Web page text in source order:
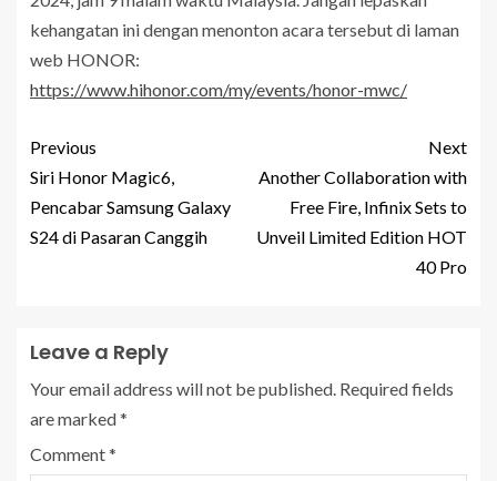
kehangatan ini dengan menonton acara tersebut di laman
web HONOR:
https://www.hihonor.com/my/events/honor-mwc/
Previous
Siri Honor Magic6,
Pencabar Samsung Galaxy
S24 di Pasaran Canggih
Next
Another Collaboration with
Free Fire, Infinix Sets to
Unveil Limited Edition HOT
40 Pro
Leave a Reply
Your email address will not be published. Required fields
are marked*
Comment*